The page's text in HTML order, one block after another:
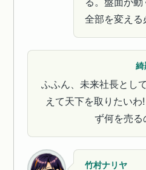
全部を変える
綺
ふふん、未来社長とし
えて天下を取りたいわ
ず何を売る
竹村ナリヤ